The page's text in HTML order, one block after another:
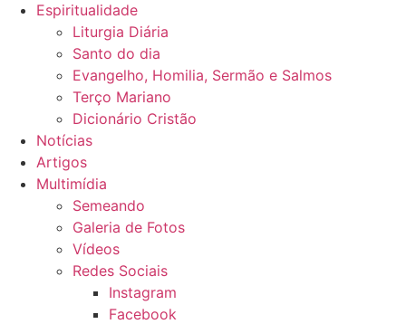
Espiritualidade
Liturgia Diária
Santo do dia
Evangelho, Homilia, Sermão e Salmos
Terço Mariano
Dicionário Cristão
Notícias
Artigos
Multimídia
Semeando
Galeria de Fotos
Vídeos
Redes Sociais
Instagram
Facebook